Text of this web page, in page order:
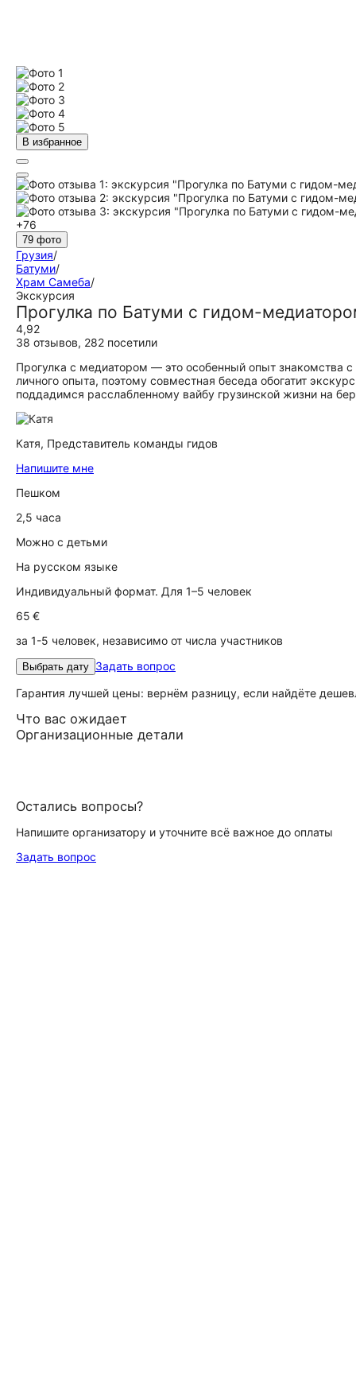
В избранное
+76
79 фото
Грузия/
Батуми/
Храм Самеба/
Экскурсия
Прогулка по Батуми с гидом-
4,92
38 отзывов, 282 посетили
Прогулка с медиатором — это особенный опыт знакомства
личного опыта, поэтому совместная беседа обогатит
поддадимся расслабленному вайбу грузинской жизни на
Катя, Представитель команды гидов
Напишите мне
Пешком
2,5 часа
Можно с детьми
На русском языке
Индивидуальный формат. Для 1–5 человек
65 €
за 1-5 человек, независимо от числа участников
Выбрать дату Задать вопрос
Гарантия лучшей цены: вернём разницу, если найдёте
Что вас ожидает
Организационные детали
Остались вопросы?
Напишите организатору и уточните всё важное до оплаты
Задать вопрос